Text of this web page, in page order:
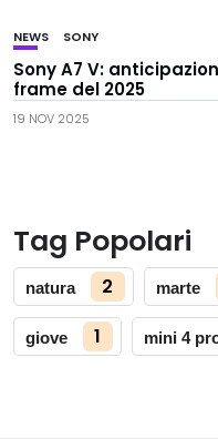
NEWS SONY
Sony A7 V:
frame del 2025
19 NOV 2025
Tag Popolari
natura 2 marte
giove 1 mini 4